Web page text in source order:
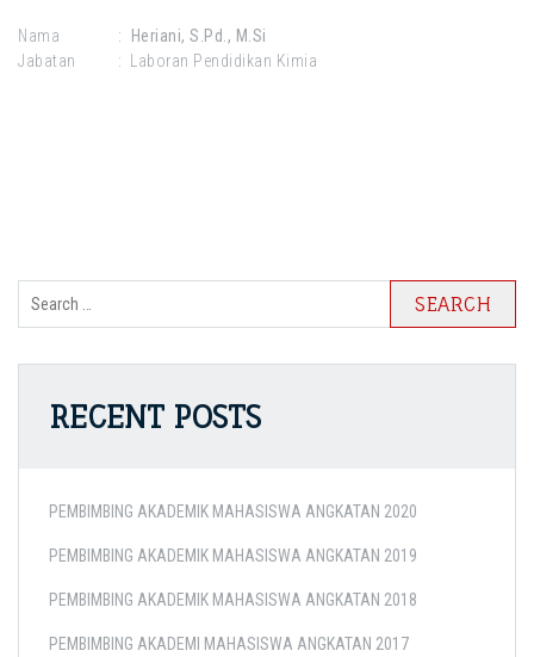
Nama :
Heriani, S.Pd., M.Si
Jabatan : Laboran Pendidikan Kimia
for:
RECENT POSTS
PEMBIMBING AKADEMIK MAHASISWA ANGKATAN 2020
PEMBIMBING AKADEMIK MAHASISWA ANGKATAN 2019
PEMBIMBING AKADEMIK MAHASISWA ANGKATAN 2018
PEMBIMBING AKADEMI MAHASISWA ANGKATAN 2017